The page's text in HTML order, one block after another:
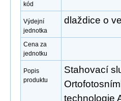
kód
Výdejní
jednotka
dlaždice o
Cena za
jednotku
Popis
produktu
Stahovací
technologie